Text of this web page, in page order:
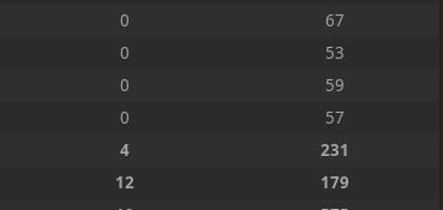
0
67
0
53
0
59
0
57
4
231
12
179